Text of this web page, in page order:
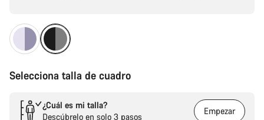
Selecciona talla de cuadro
¿Cuál es mi talla?
Descúbrelo en solo 3 pasos
Empezar